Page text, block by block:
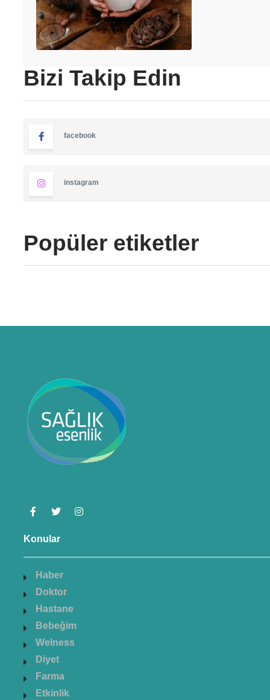
Bizi Takip Edin
facebook
instagram
Popüler etiketler
Konular
Haber
Doktor
Hastane
Bebeğim
Welness
Diyet
Farma
Etkinlik